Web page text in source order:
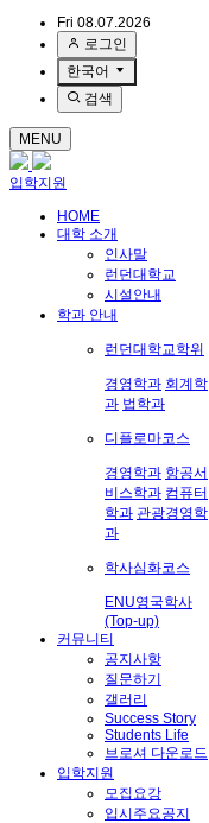
Fri 08.07.2026
로그인
한국어
검색
MENU
입학지원
HOME
대학 소개
인사말
런던대학교
시설안내
학과 안내
런던대학교학위
경영학과 회계학
과 법학과
디플로마코스
경영학과 항공서
비스학과 컴퓨터
학과 관광경영학
과
학사심화코스
ENU영국학사
(Top-up)
커뮤니티
공지사항
질문하기
갤러리
Success Story
Students Life
브로셔 다운로드
입학지원
모집요강
입시주요공지